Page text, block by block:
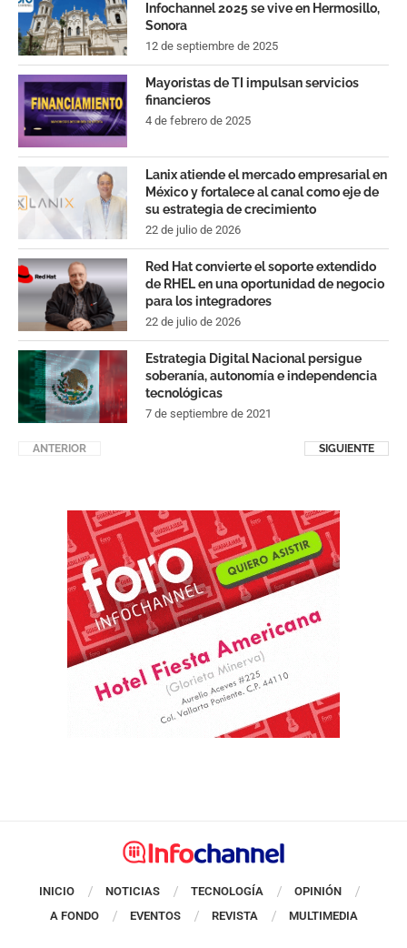
Infochannel 2025 se vive en Hermosillo,
Sonora
12 de septiembre de 2025
Mayoristas de TI impulsan servicios
financieros
4 de febrero de 2025
Lanix atiende el mercado empresarial en
México y fortalece al canal como eje de
su estrategia de crecimiento
22 de julio de 2026
Red Hat convierte el soporte extendido
de RHEL en una oportunidad de negocio
para los integradores
22 de julio de 2026
Estrategia Digital Nacional persigue
soberanía, autonomía e independencia
tecnológicas
7 de septiembre de 2021
ANTERIOR SIGUIENTE
INICIO NOTICIAS TECNOLOGÍA
OPINIÓN
A FONDO
EVENTOS REVISTA MULTIMEDIA